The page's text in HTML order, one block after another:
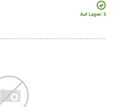
Auf Lager: 5